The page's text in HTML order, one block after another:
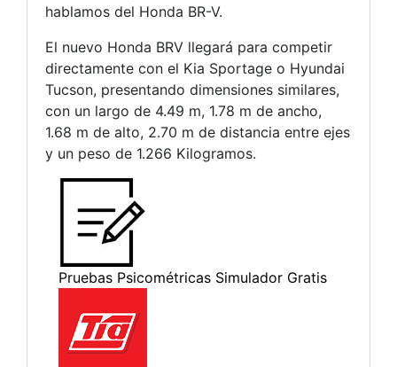
hablamos del Honda BR-V.
El nuevo Honda BRV llegará para competir
directamente con el Kia Sportage o Hyundai
Tucson, presentando dimensiones similares,
con un largo de 4.49 m, 1.78 m de ancho,
1.68 m de alto, 2.70 m de distancia entre ejes
y un peso de 1.266 Kilogramos.